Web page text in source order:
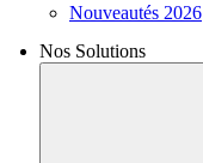
Nouveautés 2026
Nos Solutions